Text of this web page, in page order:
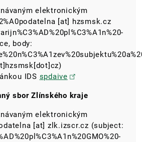
elektronickým
[at] hzsmsk.cz
body:
IDS spdaive
sbor Zlínského kraje
elektronickým
[at] zlk.izscr.cz (subject: